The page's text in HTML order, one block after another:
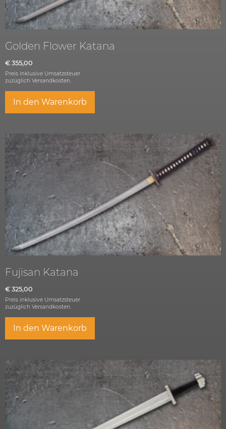
Golden Flower Katana
€ 355,00
Preis inklusive Umsatzsteuer
zuzüglich Versandkosten.
In den Warenkorb
Fujisan Katana
€ 325,00
Preis inklusive Umsatzsteuer
zuzüglich Versandkosten.
In den Warenkorb